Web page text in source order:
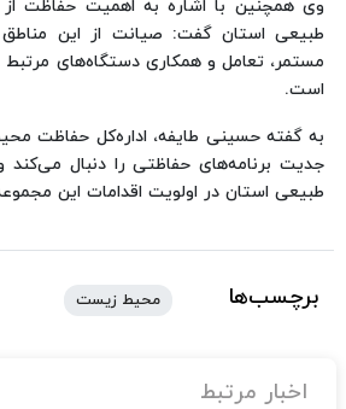
وی همچنین با اشاره به اهمیت حفاظت از
طبیعی استان گفت: صیانت از این مناطق
مستمر، تعامل و همکاری دستگاه‌های
است.
به گفته حسینی طایفه، اداره‌کل حفاظت
جدیت برنامه‌های حفاظتی را دنبال
طبیعی استان در اولویت اقدامات این
برچسب‌ها محیط زیست
اخبار مرتبط